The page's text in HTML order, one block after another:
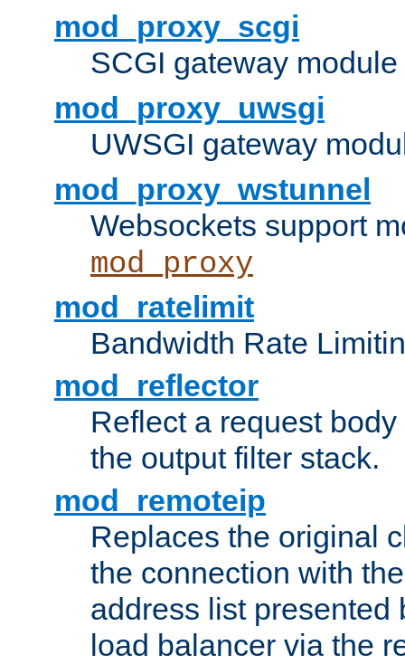
mod_proxy_scgi
SCGI gateway
mod_proxy_uwsgi
UWSGI gateway
mod_proxy_wstunnel
Websockets support
mod_proxy
mod_ratelimit
Bandwidth Rate
mod_reflector
Reflect a request
the output filter stack.
mod_remoteip
Replaces the original
the connection with
address list presented
load balancer via the